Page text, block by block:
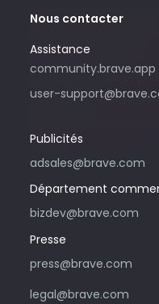
Nous contacter
Assistance
community.brave.app
user-
Publicités
adsales@brave.com
uniquement si vous
des publicités
toute demande
Département
bizdev@brave.com
Presse
press@brave.com
legal@brave.com